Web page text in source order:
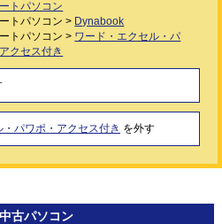
トパソコン
トパソコン > Dynabook
トパソコン > ワード・エクセル・パ
クセス付き
パワポ・アクセス付き を外す
古パソコン